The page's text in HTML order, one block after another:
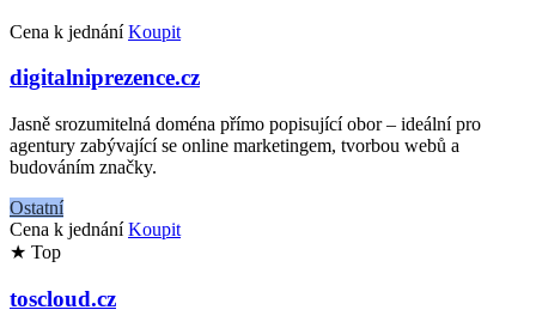
Cena k jednání Koupit
digitalniprezence.cz
Jasně srozumitelná doména přímo popisující obor – ideální pro
agentury zabývající se online marketingem, tvorbou webů a
budováním značky.
Ostatní
Cena k jednání Koupit
★ Top
toscloud.cz